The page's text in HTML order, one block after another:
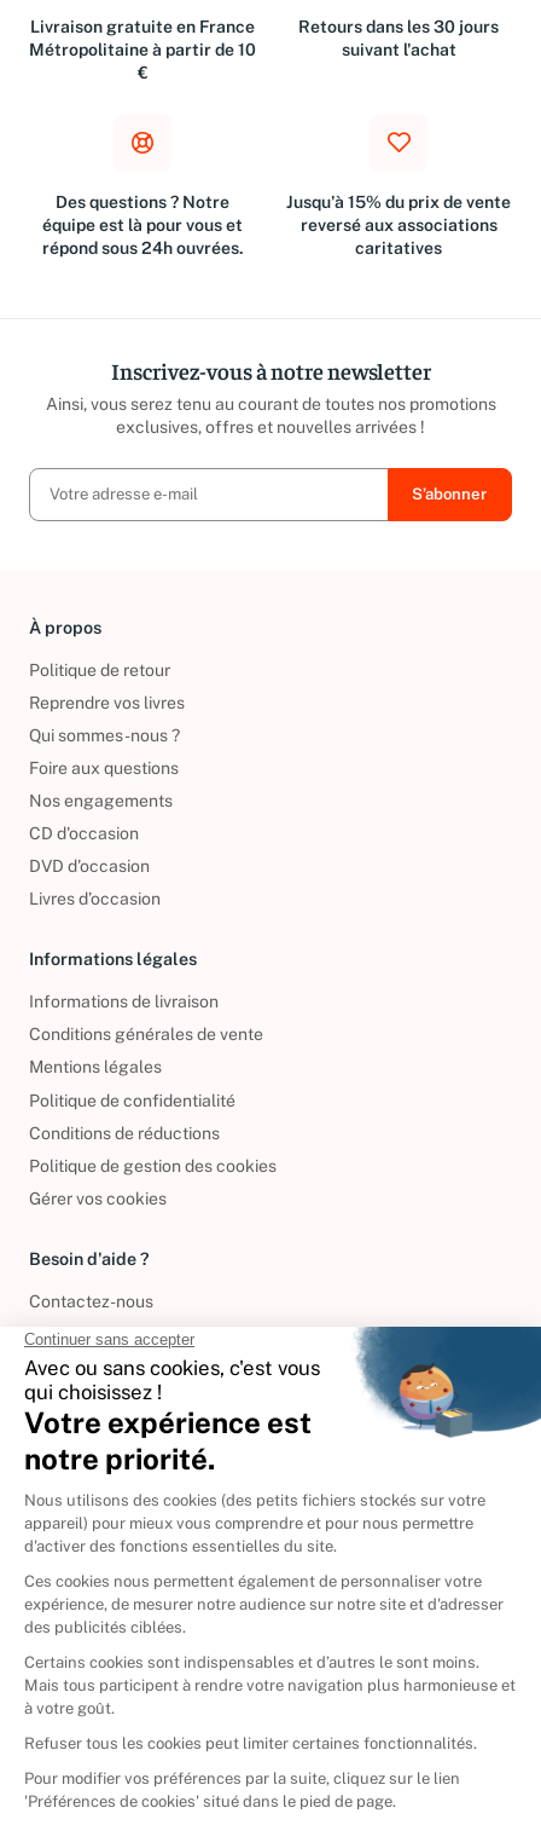
Livraison gratuite en France
Métropolitaine à partir de 10
€
Retours dans les 30 jours
suivant l'achat
Des questions ? Notre
équipe est là pour vous et
répond sous 24h ouvrées.
Jusqu'à 15% du prix de vente
reversé aux associations
caritatives
Inscrivez-vous à notre newsletter
Ainsi, vous serez tenu au courant de toutes nos promotions
exclusives, offres et nouvelles arrivées !
À propos
Politique de retour
Reprendre vos livres
Qui sommes-nous ?
Foire aux questions
Nos engagements
CD d'occasion
DVD d'occasion
Livres d’occasion
Informations légales
Informations de livraison
Conditions générales de vente
Mentions légales
Politique de confidentialité
Conditions de réductions
Politique de gestion des cookies
Gérer vos cookies
Besoin d'aide ?
Contactez-nous
International
🇪🇸Espagne
🇮🇹Italie
Donner vos livres